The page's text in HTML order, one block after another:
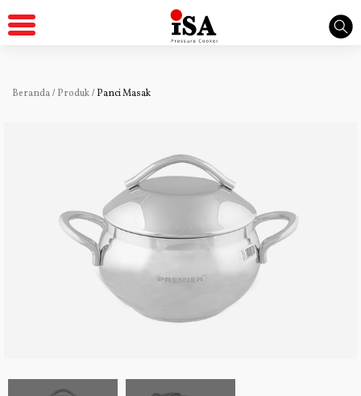
Beranda / Produk / Panci Masak